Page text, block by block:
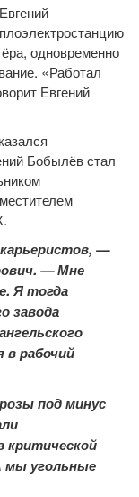
одновременно
«Работал
Евгений
Бобылёв стал
—
— Мне
Я тогда
завода
в рабочий
под минус
критической
мы угольные